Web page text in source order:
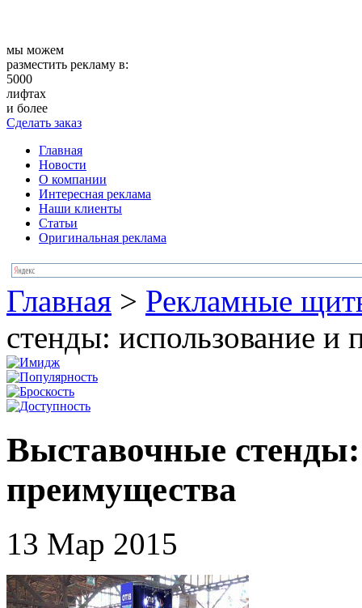
мы можем
разместить рекламу в:
5000
лифтах
и более
Сделать заказ
Главная
Новости
О компании
Интересная реклама
Наши клиенты
Статьи
Оригинальная реклама
Главная > Рекламные
стенды: использование и
Выставочные стенды:
преимущества
13 Мар 2015